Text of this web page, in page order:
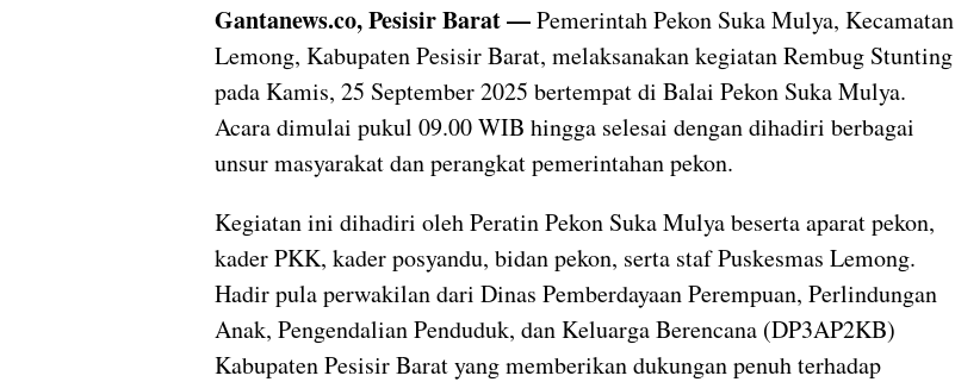
Gantanews.co, Pesisir Barat —Pemerintah Pekon Suka Mulya, Kecamatan
Lemong, Kabupaten Pesisir Barat, melaksanakan kegiatan Rembug Stunting
pada Kamis, 25 September 2025 bertempat di Balai Pekon Suka Mulya.
Acara dimulai pukul 09.00 WIB hingga selesai dengan dihadiri berbagai
unsur masyarakat dan perangkat pemerintahan pekon.
Kegiatan ini dihadiri oleh Peratin Pekon Suka Mulya beserta aparat pekon,
kader PKK, kader posyandu, bidan pekon, serta staf Puskesmas Lemong.
Hadir pula perwakilan dari Dinas Pemberdayaan Perempuan, Perlindungan
Anak, Pengendalian Penduduk, dan Keluarga Berencana (DP3AP2KB)
Kabupaten Pesisir Barat yang memberikan dukungan penuh terhadap